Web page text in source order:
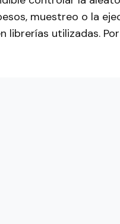
muestreo o la
utilizadas.